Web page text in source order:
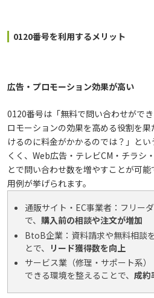
0120番号を利用するメリット
広告・プロモーション効果が高い
0120番号は「無料で問い合わせがで
ロモーションの効果を高める役割を
けるのに料金がかかるのでは？」と
くく、Web広告・テレビCM・チラシ
とで問い合わせ数を増やすことが可
用例が挙げられます。
通販サイト・EC事業者：フリー
で、 購入前の相談や注文が増加
BtoB企業：資料請求や無料相談
とで、
リード獲得数を向上
サービス業（修理・サポート系
できる環境を整えることで、 成約